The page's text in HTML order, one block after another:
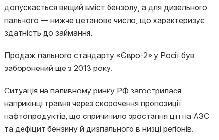
допускається вищий вміст бензолу, а для дизельного
пального — нижче цетанове число, що характеризує
здатність до займання.
Продаж пального стандарту «Євро-2» у Росії був
заборонений ще з 2013 року.
Ситуація на паливному ринку РФ загострилася
наприкінці травня через скорочення пропозиції
нафтопродуктів, що спричинило зростання цін на АЗС
та дефіцит бензину й дизпального в низці регіонів.